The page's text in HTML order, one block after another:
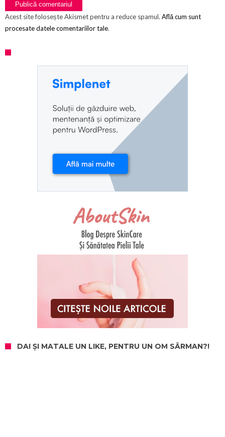
Acest site folosește Akismet pentru a reduce spamul. Află cum sunt
procesate datele comentariilor tale.
DAI ȘI MATALE UN LIKE, PENTRU UN OM SĂRMAN?!